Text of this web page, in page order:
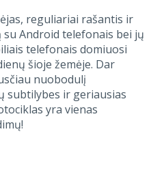
reguliariai rašantis ir
Android telefonais bei jų
telefonais domiuosi
šioje žemėje. Dar
nuobodulį
subtilybes ir geriausias
yra vienas